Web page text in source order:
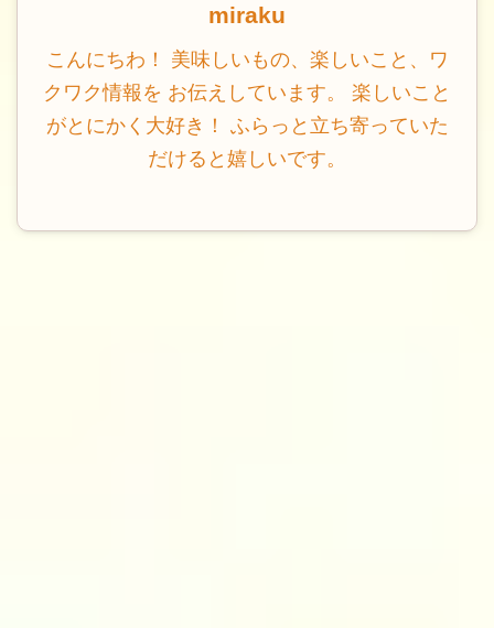
miraku
こんにちわ！ 美味しいもの、楽しいこと、ワ
クワク情報を お伝えしています。 楽しいこと
がとにかく大好き！ ふらっと立ち寄っていた
だけると嬉しいです。